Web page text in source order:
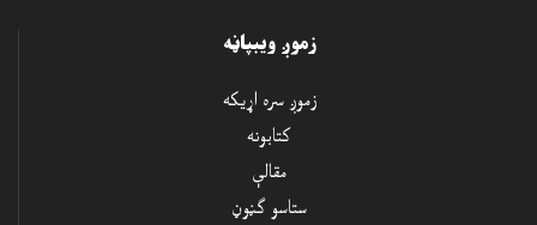
زموږ ويبپاڼه
زموږ سره اړيکه
کتابونه
مقالې
ستاسو ګڼوڼ